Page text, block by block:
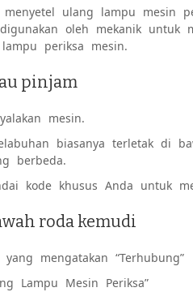
ulang lampu mesin
oleh mekanik untuk
periksa mesin.
pinjam
mesin.
biasanya terletak di
berbeda.
kode khusus Anda untuk
roda kemudi
mengatakan “Terhubung”
Lampu Mesin Periksa”